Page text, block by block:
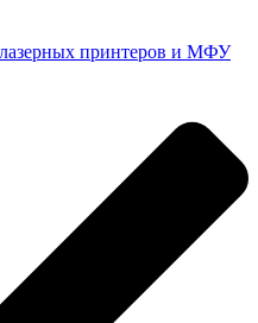
принтеров и МФУ